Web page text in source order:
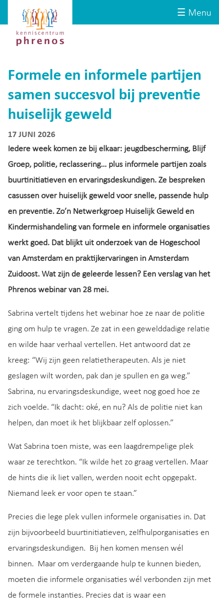
☰ Menu
Kenniscentrum
Phrenos
website
Formele en informele partijen
samen succesvol bij preventie
huiselijk geweld
17 JUNI 2026
Iedere week komen ze bij elkaar: jeugdbescherming, Blijf
Groep, politie, reclassering… plus informele partijen zoals
buurtinitiatieven en ervaringsdeskundigen. Ze bespreken
casussen over huiselijk geweld voor snelle, passende hulp
en preventie. Zo’n Netwerkgroep Huiselijk Geweld en
Kindermishandeling van formele en informele organisaties
werkt goed. Dat blijkt uit onderzoek van de Hogeschool
van Amsterdam en praktijkervaringen in Amsterdam
Zuidoost. Wat zijn de geleerde lessen? Een verslag van het
Phrenos webinar van 28 mei.
Sabrina vertelt tijdens het webinar hoe ze naar de politie
ging om hulp te vragen. Ze zat in een gewelddadige relatie
en wilde haar verhaal vertellen. Het antwoord dat ze
kreeg: “Wij zijn geen relatietherapeuten. Als je niet
geslagen wilt worden, pak dan je spullen en ga weg.”
Sabrina, nu ervaringsdeskundige, weet nog goed hoe ze
zich voelde. “Ik dacht: oké, en nu? Als de politie niet kan
helpen, dan moet ik het blijkbaar zelf oplossen.”
Wat Sabrina toen miste, was een laagdrempelige plek
waar ze terechtkon. “Ik wilde het zo graag vertellen. Maar
de hints die ik liet vallen, werden nooit echt opgepakt.
Niemand leek er voor open te staan.”
Precies die lege plek vullen informele organisaties in. Dat
zijn bijvoorbeeld buurtinitiatieven, zelfhulporganisaties en
ervaringsdeskundigen. Bij hen komen mensen wél
binnen. Maar om verdergaande hulp te kunnen bieden,
moeten die informele organisaties wél verbonden zijn met
de formele instanties. Precies dat is waar een